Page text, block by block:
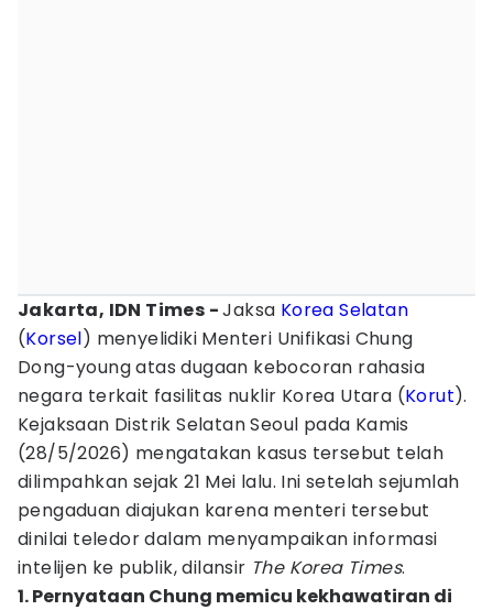
Jakarta, IDN Times -Jaksa Korea Selatan
(Korsel) menyelidiki Menteri Unifikasi Chung
Dong-young atas dugaan kebocoran rahasia
negara terkait fasilitas nuklir Korea Utara (Korut).
Kejaksaan Distrik Selatan Seoul pada Kamis
(28/5/2026) mengatakan kasus tersebut telah
dilimpahkan sejak 21 Mei lalu. Ini setelah sejumlah
pengaduan diajukan karena menteri tersebut
dinilai teledor dalam menyampaikan informasi
intelijen ke publik, dilansir The Korea Times.
1. Pernyataan Chung memicu kekhawatiran di